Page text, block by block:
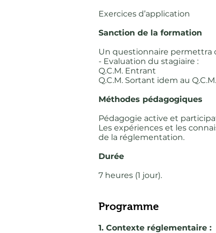
Exercices d’application
Sanction de la formation
Un questionnaire permettra
- Evaluation du stagiaire :
Q.C.M. Entrant
Q.C.M. Sortant idem au
Méthodes pédagogiques
Pédagogie active et
Les expériences et les
de la réglementation.
Durée
7 heures (1 jour).
Programme
1. Contexte réglementaire :